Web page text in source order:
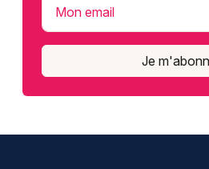
Mon email
Je